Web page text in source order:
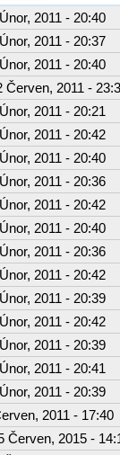
2011 - 20:40
2011 - 20:37
2011 - 20:40
Červen, 2011 -
2011 - 20:21
2011 - 20:42
2011 - 20:40
2011 - 20:36
2011 - 20:42
2011 - 20:40
2011 - 20:36
2011 - 20:42
2011 - 20:39
2011 - 20:42
2011 - 20:39
2011 - 20:41
2011 - 20:39
2011 - 17:40
Červen, 2015 -